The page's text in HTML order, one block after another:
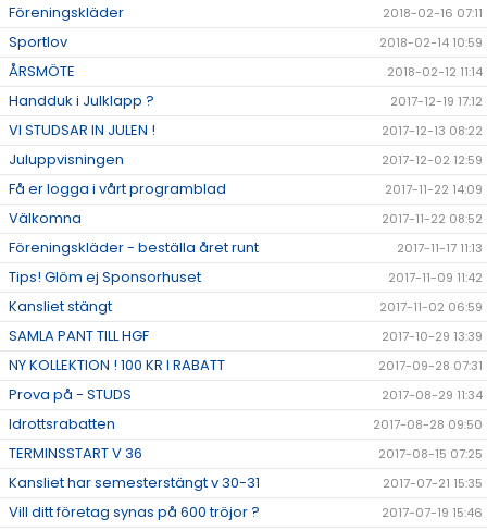
Föreningskläder 2018-02-16 07:11
Sportlov 2018-02-14 10:59
ÅRSMÖTE 2018-02-12 11:14
Handduk i Julklapp ? 2017-12-19 17:12
VI STUDSAR IN JULEN ! 2017-12-13 08:22
Juluppvisningen 2017-12-02 12:59
Få er logga i vårt programblad 2017-11-22 14:09
Välkomna 2017-11-22 08:52
Föreningskläder - beställa året runt 2017-11-17 11:13
Tips! Glöm ej Sponsorhuset 2017-11-09 11:42
Kansliet stängt 2017-11-02 06:59
SAMLA PANT TILL HGF 2017-10-29 13:39
NY KOLLEKTION ! 100 KR I RABATT 2017-09-28 07:31
Prova på - STUDS 2017-08-29 11:34
Idrottsrabatten 2017-08-28 09:50
TERMINSSTART V 36 2017-08-15 07:25
Kansliet har semesterstängt v 30-31 2017-07-21 15:35
Vill ditt företag synas på 600 tröjor ? 2017-07-19 15:46